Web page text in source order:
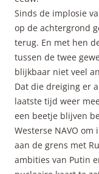
Sinds de implosie
op de achtergrond
terug. En met hen
tussen de twee
blijkbaar niet veel
Dat die dreiging er
laatste tijd weer
een beetje blijven
Westerse NAVO
aan de grens met
ambities van Putin